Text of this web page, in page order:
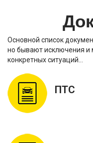
Основной список
но бывают исключения и
конкретных ситуаций…
ПТС